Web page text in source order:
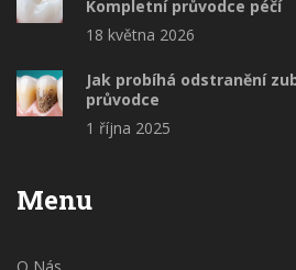
Kompletní průvodce péčí
18 května 2026
Jak probíhá odstranění
průvodce
1 října 2025
Menu